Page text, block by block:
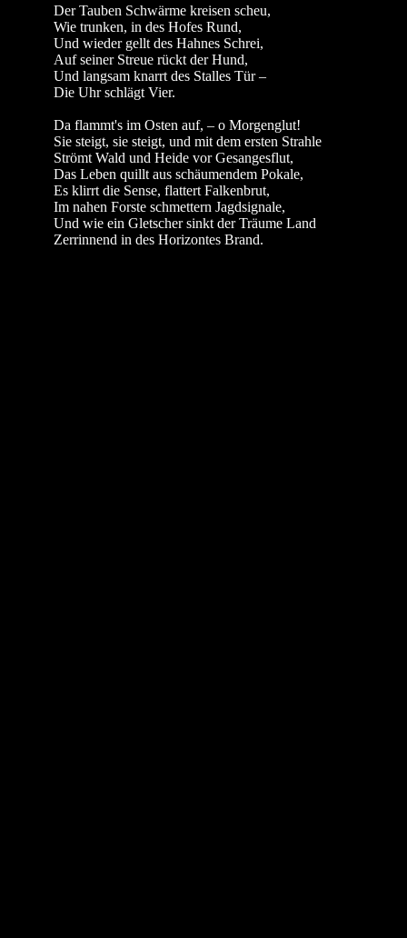
Der Tauben Schwärme kreisen scheu,
Wie trunken, in des Hofes Rund,
Und wieder gellt des Hahnes Schrei,
Auf seiner Streue rückt der Hund,
Und langsam knarrt des Stalles Tür –
Die Uhr schlägt Vier.
Da flammt's im Osten auf, – o Morgenglut!
Sie steigt, sie steigt, und mit dem ersten Strahle
Strömt Wald und Heide vor Gesangesflut,
Das Leben quillt aus schäumendem Pokale,
Es klirrt die Sense, flattert Falkenbrut,
Im nahen Forste schmettern Jagdsignale,
Und wie ein Gletscher sinkt der Träume Land
Zerrinnend in des Horizontes Brand.